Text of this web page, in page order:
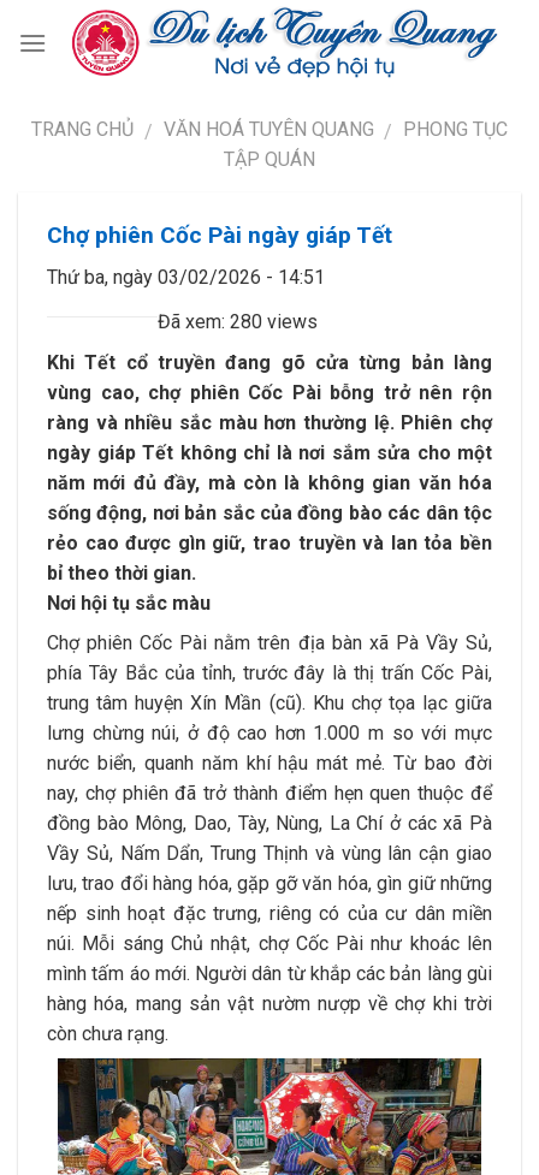
TRANG CHỦ / VĂN HOÁ TUYÊN QUANG / PHONG TỤC
TẬP QUÁN
Chợ phiên Cốc Pài ngày giáp Tết
Thứ ba, ngày 03/02/2026 - 14:51
Đã xem: 280 views
Khi Tết cổ truyền đang gõ cửa từng bản làng
vùng cao, chợ phiên Cốc Pài bỗng trở nên rộn
ràng và nhiều sắc màu hơn thường lệ. Phiên chợ
ngày giáp Tết không chỉ là nơi sắm sửa cho một
năm mới đủ đầy, mà còn là không gian văn hóa
sống động, nơi bản sắc của đồng bào các dân tộc
rẻo cao được gìn giữ, trao truyền và lan tỏa bền
bỉ theo thời gian.
Nơi hội tụ sắc màu
Chợ phiên Cốc Pài nằm trên địa bàn xã Pà Vầy Sủ,
phía Tây Bắc của tỉnh, trước đây là thị trấn Cốc Pài,
trung tâm huyện Xín Mần (cũ). Khu chợ tọa lạc giữa
lưng chừng núi, ở độ cao hơn 1.000 m so với mực
nước biển, quanh năm khí hậu mát mẻ. Từ bao đời
nay, chợ phiên đã trở thành điểm hẹn quen thuộc để
đồng bào Mông, Dao, Tày, Nùng, La Chí ở các xã Pà
Vầy Sủ, Nấm Dẩn, Trung Thịnh và vùng lân cận giao
lưu, trao đổi hàng hóa, gặp gỡ văn hóa, gìn giữ những
nếp sinh hoạt đặc trưng, riêng có của cư dân miền
núi. Mỗi sáng Chủ nhật, chợ Cốc Pài như khoác lên
mình tấm áo mới. Người dân từ khắp các bản làng gùi
hàng hóa, mang sản vật nườm nượp về chợ khi trời
còn chưa rạng.